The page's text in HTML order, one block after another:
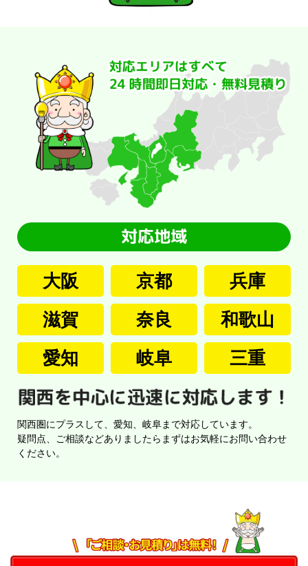
大阪 京都
兵庫
滋賀
奈良
和歌山
愛知
岐阜 三重
関西圏にプラスして、愛知、岐阜まで対応しています。
疑問点、ご相談などありましたらまずはお気軽にお問い合わせ
ください。